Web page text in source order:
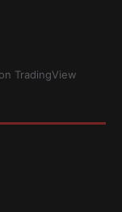
TradingView